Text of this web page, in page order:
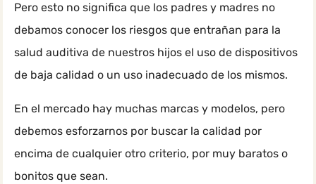
Pero esto no significa que los padres y madres no
debamos conocer los riesgos que entrañan para la
salud auditiva de nuestros hijos el uso de dispositivos
de baja calidad o un uso inadecuado de los mismos.
En el mercado hay muchas marcas y modelos, pero
debemos esforzarnos por buscar la calidad por
encima de cualquier otro criterio, por muy baratos o
bonitos que sean.